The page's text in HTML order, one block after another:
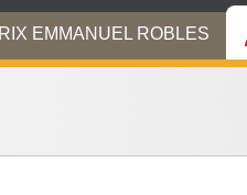
EMMANUEL ROBLES